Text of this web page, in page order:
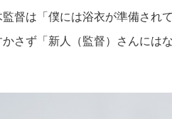
督は「僕には浴衣が準備され
さず「新人（監督）さんには